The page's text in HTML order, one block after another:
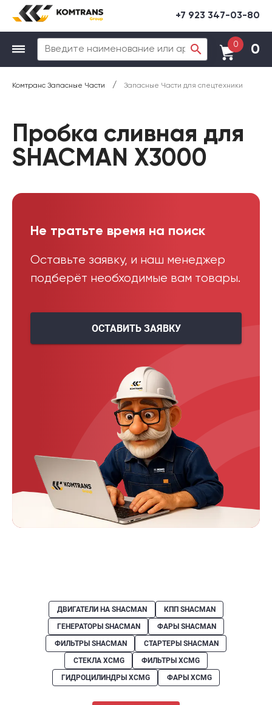
+7 923 347-03-80
0 0
Комтранс Запасные Части / Запасные Части для спецтехники
Пробка сливная для
SHACMAN X3000
Не тратьте время на поиск
Оставьте заявку, и наш менеджер
подберёт необходимые вам товары.
ОСТАВИТЬ ЗАЯВКУ
ДВИГАТЕЛИ НА SHACMAN
КПП SHACMAN
ГЕНЕРАТОРЫ SHACMAN
ФАРЫ SHACMAN
ФИЛЬТРЫ SHACMAN
СТАРТЕРЫ SHACMAN
СТЕКЛА XCMG
ФИЛЬТРЫ XCMG
ГИДРОЦИЛИНДРЫ XCMG
ФАРЫ XCMG